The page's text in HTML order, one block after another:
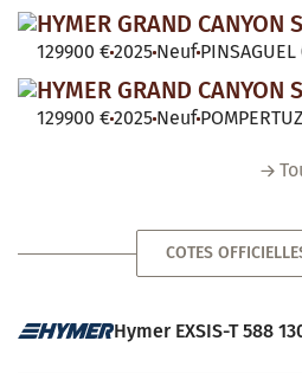
HYMER GRAND CANYON
129900 €2025 Neuf
HYMER GRAND CANYON
129900 €2025 Neuf
COTES
Hymer EXSIS-T 588